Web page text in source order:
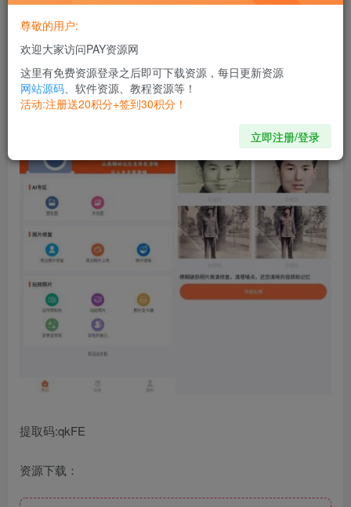
照片修复，是一款神奇的老旧照片修复App。可以将老旧照
片，破损照片，模糊，斑驳痕迹照片进行完美修复，提升照
片清晰度。帮助用户一键完成老旧照片的修复，无需再找精
修师或者网上找教程。老旧照片修复，还有很多有趣味的玩
法，等您一起来玩转照片。
提取码:qkFE
资源下载：
尊敬的用户:
欢迎大家访问PAY资源网
这里有免费资源登录之后即可下载资源，每日更新资源
网站源码、软件资源、教程资源等！
活动:注册送20积分+签到30积分！
立即注册/登录